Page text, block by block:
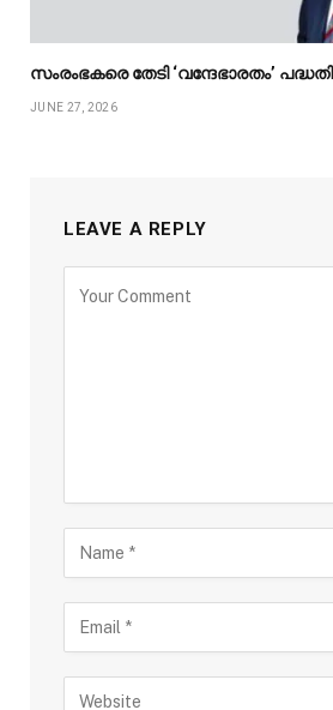
സംരംഭകരെ തേടി ‘വന്ദേഭാരതം’ പദ്ധതി
JUNE 27, 2026
LEAVE A REPLY